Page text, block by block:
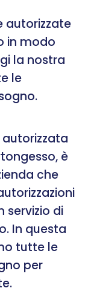
autorizzate
in modo
la nostra
le
è
che
servizio di
In questa
tutte le
per